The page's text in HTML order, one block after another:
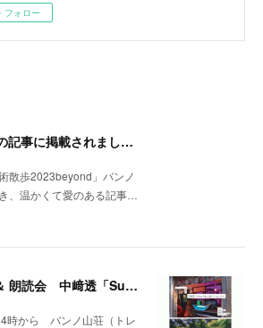
フォロー
Yahoo Japan newsの記事に掲載されました。
散歩2023beyond」バンノ
、温かくて愛のある記事…
アーティストトーク＆ 朗読会 中﨑透「Sunny Day Light /ハルとテル」開催！
時から バンノ山荘（トレ